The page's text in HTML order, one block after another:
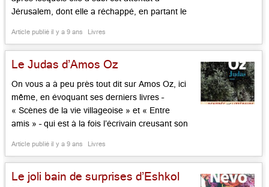
Jérusalem, dont elle a réchappé, en partant le
d’habitude, car son mari, ses enfants, ce matin
là, étaient en […]...
Article publié il y a 9 ans Livres
Le Judas d’Amos Oz
On vous a à peu près tout dit sur Amos Oz, ici
même, en évoquant ses derniers livres –
« Scènes de la vie villageoise » et « Entre
amis » – qui est à la fois l’écrivain creusant son
Michaël », le militant pour la paix de « Shalom
Arshav », l’homme qui s’interroge […]...
Article publié il y a 9 ans Livres
Le joli bain de surprises d’Eshkol